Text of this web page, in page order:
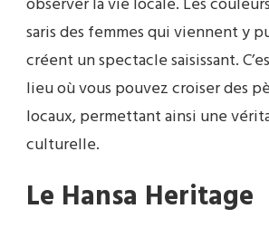
saris des femmes qui viennent y
créent un spectacle saisissant.
lieu où vous pouvez croiser des
locaux, permettant ainsi une
culturelle.
Le Hansa Heritage